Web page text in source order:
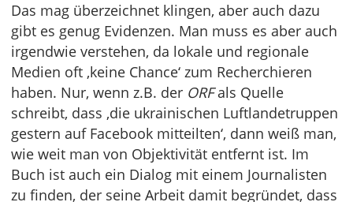
Das mag überzeichnet klingen, aber auch dazu
gibt es genug Evidenzen. Man muss es aber auch
irgendwie verstehen, da lokale und regionale
Medien oft ‚keine Chance‘ zum Recherchieren
haben. Nur, wenn z.B. der ORFals Quelle
schreibt, dass ‚die ukrainischen Luftlandetruppen
gestern auf Facebook mitteilten‘, dann weiß man,
wie weit man von Objektivität entfernt ist. Im
Buch ist auch ein Dialog mit einem Journalisten
zu finden, der seine Arbeit damit begründet, dass